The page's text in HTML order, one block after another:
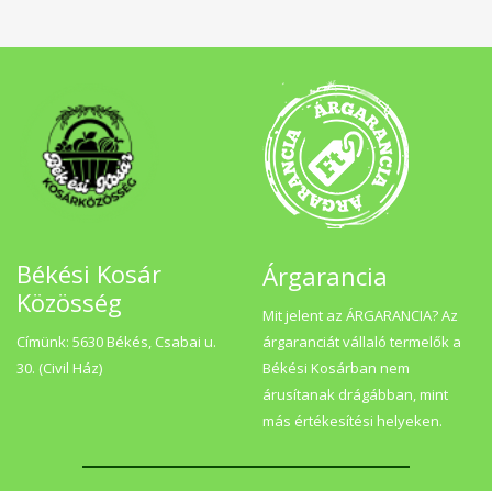
Békési Kosár
Közösség
Címünk: 5630 Békés, Csabai u.
30. (Civil Ház)
Árgarancia
Mit jelent az ÁRGARANCIA? Az
árgaranciát vállaló termelők a
Békési Kosárban nem
árusítanak drágábban, mint
más értékesítési helyeken.